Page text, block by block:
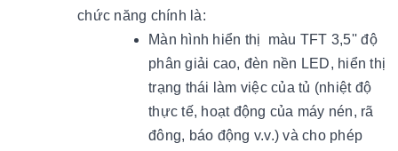
chức năng chính là:
Màn hình hiển thị màu TFT 3,5'' độ
phân giải cao, đèn nền LED, hiển thị
trạng thái làm việc của tủ (nhiệt độ
thực tế, hoạt động của máy nén, rã
đông, báo động v.v.) và cho phép